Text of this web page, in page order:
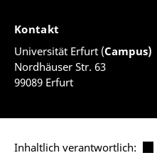
Kontakt
Universität Erfurt (Campus)
Nordhäuser Str. 63
99089 Erfurt
Inhaltlich verantwortlich: